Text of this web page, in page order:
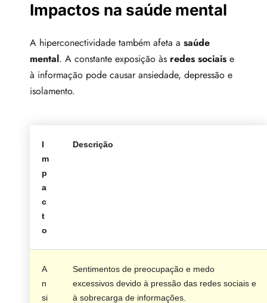
Impactos na saúde mental
A hiperconectividade também afeta a saúde
mental. A constante exposição às redes sociais e
à informação pode causar ansiedade, depressão e
isolamento.
I
m
p
a
c
t
o
Descrição
A
n
si
Sentimentos de preocupação e medo
excessivos devido à pressão das redes sociais e
à sobrecarga de informações.